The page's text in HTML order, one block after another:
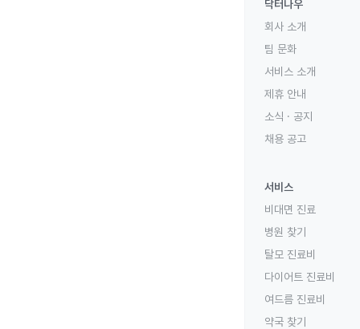
닥터나우
회사 소개
팀 문화
서비스 소개
제휴 안내
소식 · 공지
채용 공고
서비스
비대면 진료
병원 찾기
탈모 진료비
다이어트 진료비
여드름 진료비
약국 찾기